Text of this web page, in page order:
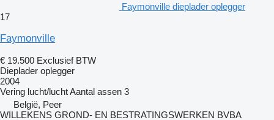
Faymonville dieplader oplegger
17
Faymonville
€ 19.500 Exclusief BTW
Dieplader oplegger
2004
Vering lucht/luchtAantal assen 3
België, Peer
WILLEKENS GROND- EN BESTRATINGSWERKEN BVBA